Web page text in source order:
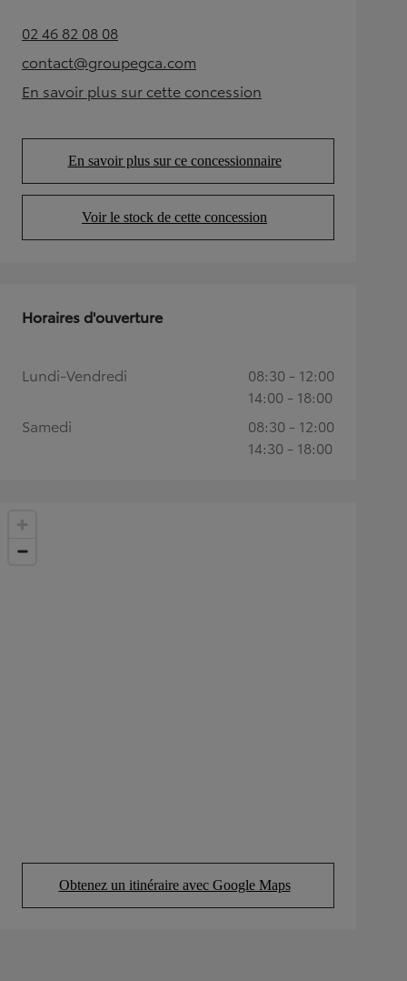
02 46 82 08 08(Opens in new tab)
contact@groupegca.com
(Opens in new tab)
En savoir plus sur cette concession
(Opens in new tab)
En savoir plus sur ce concessionnaire
(Opens in new tab)
Voir le stock de cette concession
(Opens in new tab)
Obtenez un itinéraire avec Google Maps
(Opens in new tab)
Horaires d'ouverture
Lundi-Vendredi
08:30 - 12:00
14:00 - 18:00
Samedi
08:30 - 12:00
14:30 - 18:00